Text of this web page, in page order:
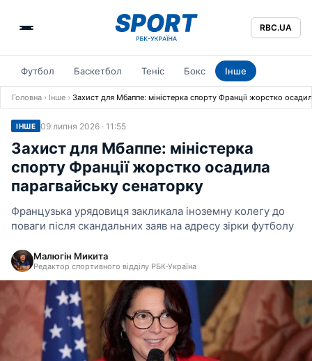
RBC.UA
Футбол Баскетбол Теніс Бокс Інше
Головна › Інше › Захист для Мбаппе: міністерка спорту Франції жорстко
ІНШЕ 09 липня 2026 · 11:55
Захист для Мбаппе: міністерка
спорту Франції жорстко осадила
парагвайську сенаторку
Французька урядовиця закликала іноземну колегу до
поваги після скандальних заяв на адресу зірки футболу
Малюгін Микита
Редактор спортивного відділу РБК-Україна